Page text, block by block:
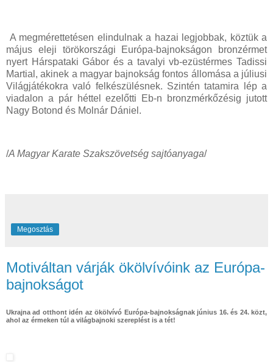
A megmérettetésen elindulnak a hazai legjobbak, köztük a
május eleji törökországi Európa-bajnokságon bronzérmet
nyert Hárspataki Gábor és a tavalyi vb-ezüstérmes Tadissi
Martial, akinek a magyar bajnokság fontos állomása a júliusi
Világjátékokra való felkészülésnek. Szintén tatamira lép a
viadalon a pár héttel ezelőtti Eb-n bronzmérkőzésig jutott
Nagy Botond és Molnár Dániel.
/A Magyar Karate Szakszövetség sajtóanyaga/
Megosztás
Motiváltan várják ökölvívóink az Európa-
bajnokságot
Ukrajna ad otthont idén az ökölvívó Európa-bajnokságnak június 16. és 24. közt,
ahol az érmeken túl a világbajnoki szereplést is a tét!